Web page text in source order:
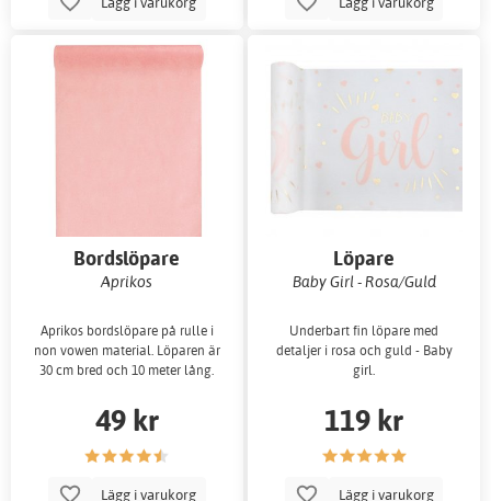
Bordslöpare
Aprikos
Aprikos bordslöpare på rulle i
non vowen material. Löparen är
30 cm bred och 10 meter lång.
49 kr
Lägg i varukorg
Löpare
Baby Girl - Rosa/Guld
Underbart fin löpare med
detaljer i rosa och guld - Baby
girl.
119 kr
Lägg i varukorg